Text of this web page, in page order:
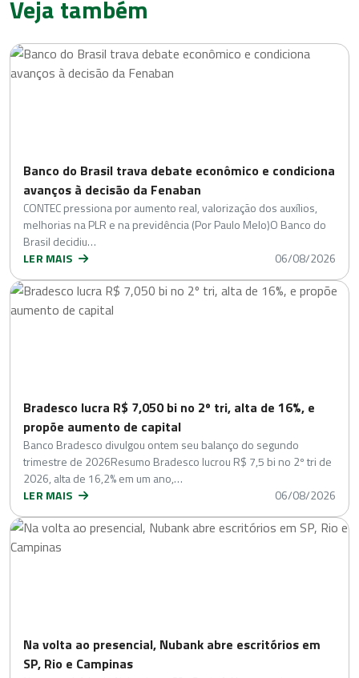
Veja também
Banco do Brasil trava debate econômico e condiciona
avanços à decisão da Fenaban
CONTEC pressiona por aumento real, valorização dos auxílios,
melhorias na PLR e na previdência (Por Paulo Melo)O Banco do
Brasil decidiu…
LER MAIS
06/08/2026
Bradesco lucra R$ 7,050 bi no 2º tri, alta de 16%, e
propõe aumento de capital
Banco Bradesco divulgou ontem seu balanço do segundo
trimestre de 2026Resumo Bradesco lucrou R$ 7,5 bi no 2º tri de
2026, alta de 16,2% em um ano,…
LER MAIS
06/08/2026
Na volta ao presencial, Nubank abre escritórios em
SP, Rio e Campinas